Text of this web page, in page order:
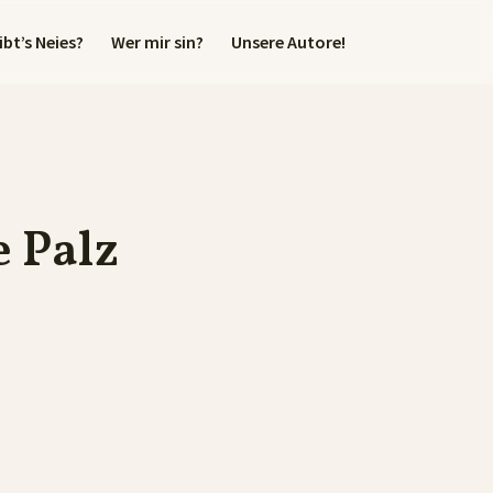
Neies? Wer mir sin? Unsere Autore!
Palz